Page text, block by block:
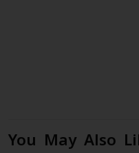
You May Also